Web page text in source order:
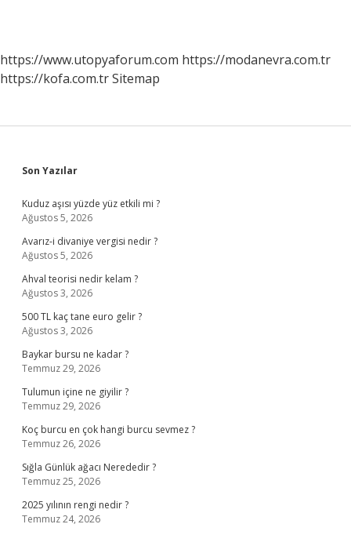
Mu
https://www.utopyaforum.com https://modanevra.com.tr
https://kofa.com.trSitemap
Sidebar
Son Yazılar
Kuduz aşısı yüzde yüz etkili mi ?
Ağustos 5, 2026
Avarız-i divaniye vergisi nedir ?
Ağustos 5, 2026
Ahval teorisi nedir kelam ?
Ağustos 3, 2026
500 TL kaç tane euro gelir ?
Ağustos 3, 2026
Baykar bursu ne kadar ?
Temmuz 29, 2026
Tulumun içine ne giyilir ?
Temmuz 29, 2026
Koç burcu en çok hangi burcu sevmez ?
Temmuz 26, 2026
Sığla Günlük ağacı Nerededir ?
Temmuz 25, 2026
2025 yılının rengi nedir ?
Temmuz 24, 2026